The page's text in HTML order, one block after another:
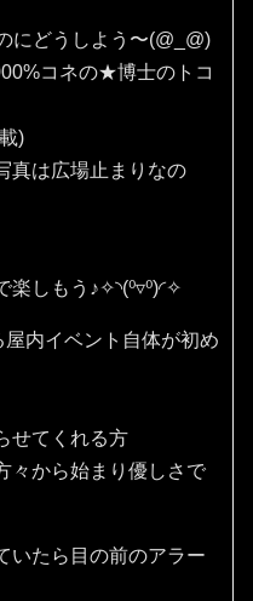
にどうしよう〜(⁠@⁠_⁠@⁠)
コネの★博士のトコ
)
真は広場止まりなの
楽しもう♪✧⁠◝⁠(⁠⁰⁠▿⁠⁰⁠)⁠◜⁠✧
内イベント自体が初め
せてくれる方
々から始まり優しさで
いたら目の前のアラー